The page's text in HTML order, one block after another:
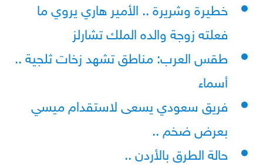
خطيرة وشريرة .. الأمير هاري يروي ما
فعلته زوجة والده الملك تشارلز
طقس العرب: مناطق تشهد زخات ثلجية ..
أسماء
فريق سعودي يسعى لاستقدام ميسي
بعرض ضخم ..
حالة الطرق بالأردن ..